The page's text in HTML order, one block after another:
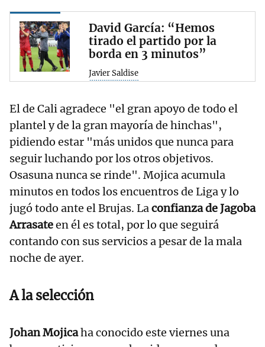
David García: “Hemos
tirado el partido por la
borda en 3 minutos”
Javier Saldise
El de Cali agradece "el gran apoyo de todo el
plantel y de la gran mayoría de hinchas",
pidiendo estar "más unidos que nunca para
seguir luchando por los otros objetivos.
Osasuna nunca se rinde". Mojica acumula
minutos en todos los encuentros de Liga y lo
jugó todo ante el Brujas. Laconfianza de Jagoba
Arrasateen él es total, por lo que seguirá
contando con sus servicios a pesar de la mala
noche de ayer.
A la selección
Johan Mojicaha conocido este viernes una